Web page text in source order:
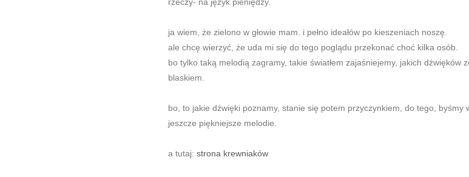
ja wiem, że zielono w głowie mam. i pełno ideałów po kieszeniach noszę.
ale chcę wierzyć, że uda mi się do tego poglądu przekonać choć kilka osób.
bo tylko taką melodią zagramy, takie światłem zajaśniejemy, jakich dźwięków
blaskiem.
bo, to jakie dźwięki poznamy, stanie się potem przyczynkiem, do tego, byśmy
jeszcze piękniejsze melodie.
a tutaj: strona krewniaków